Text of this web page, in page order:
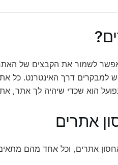
הוא שכדי שיהיה לך אתר,
אתרים
אתרים, וכל אחד מהם